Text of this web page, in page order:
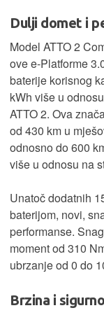
Dulji domet i
Model ATTO 2
ove e-Platforme
baterije korisnog
kWh više u
ATTO 2. Ova
od 430 km u
odnosno do 600
više u odnosu na
Unatoč dodatnih
baterijom, novi,
performanse.
moment od 310
ubrzanje od 0 do
Brzina i